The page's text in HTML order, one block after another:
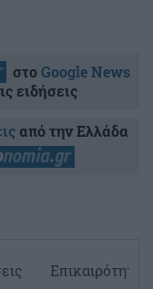
στοGoogle News
ειδήσεις
από την Ελλάδα
Επικαιρότητα